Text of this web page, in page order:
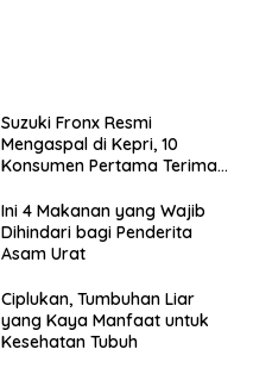
Suzuki Fronx Resmi
Mengaspal di Kepri, 10
Konsumen Pertama Terima
Ini 4 Makanan yang Wajib
Dihindari bagi Penderita
Asam Urat
Ciplukan, Tumbuhan Liar
yang Kaya Manfaat untuk
Kesehatan Tubuh